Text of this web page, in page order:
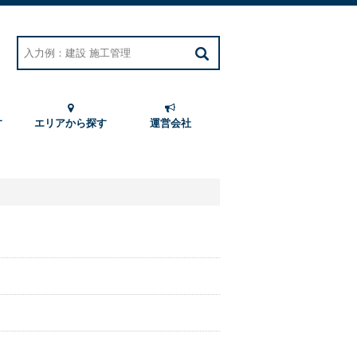
エリアから探す 運営会社